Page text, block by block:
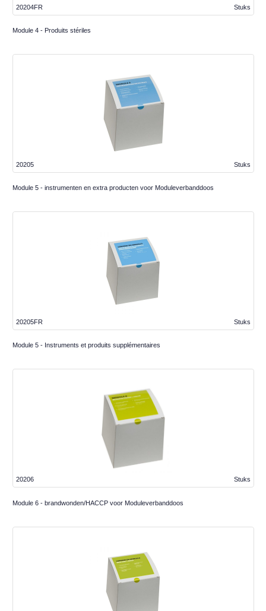
Stuks
20204FR
Module 4 - Produits stériles
Stuks
20205
Module 5 - instrumenten en extra producten voor Moduleverbanddoos
Stuks
20205FR
Module 5 - Instruments et produits supplémentaires
Stuks
20206
Module 6 - brandwonden/HACCP voor Moduleverbanddoos